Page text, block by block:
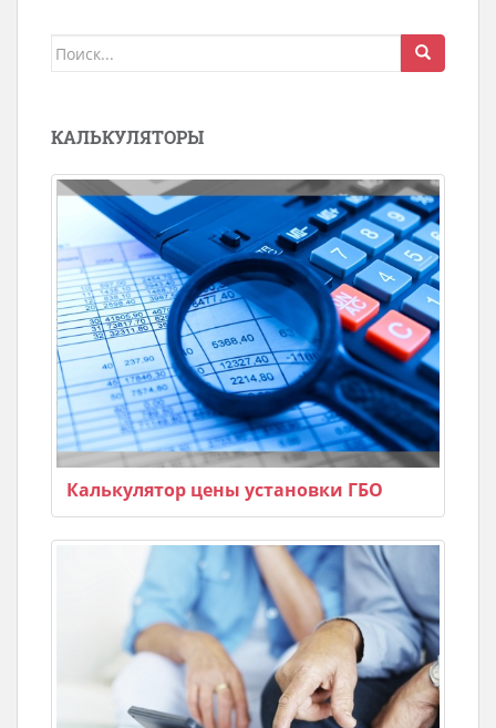
Поиск
КАЛЬКУЛЯТОРЫ
Калькулятор цены установки ГБО